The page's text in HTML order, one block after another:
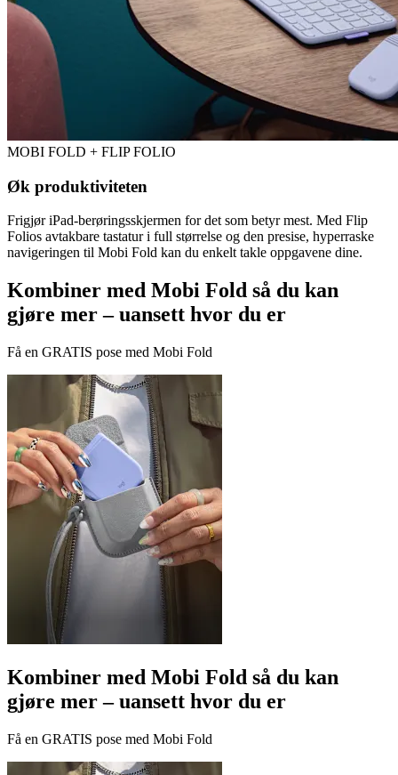
MOBI FOLD + FLIP FOLIO
Øk produktiviteten
Frigjør iPad-berøringsskjermen for det som betyr mest. Med Flip
Folios avtakbare tastatur i full størrelse og den presise, hyperraske
navigeringen til Mobi Fold kan du enkelt takle oppgavene dine.
Kombiner med Mobi Fold så du kan
gjøre mer – uansett hvor du er
Få en GRATIS pose med Mobi Fold
Kombiner med Mobi Fold så du kan
gjøre mer – uansett hvor du er
Få en GRATIS pose med Mobi Fold